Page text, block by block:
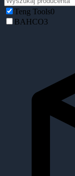
Teng Tools0
BAHCO3